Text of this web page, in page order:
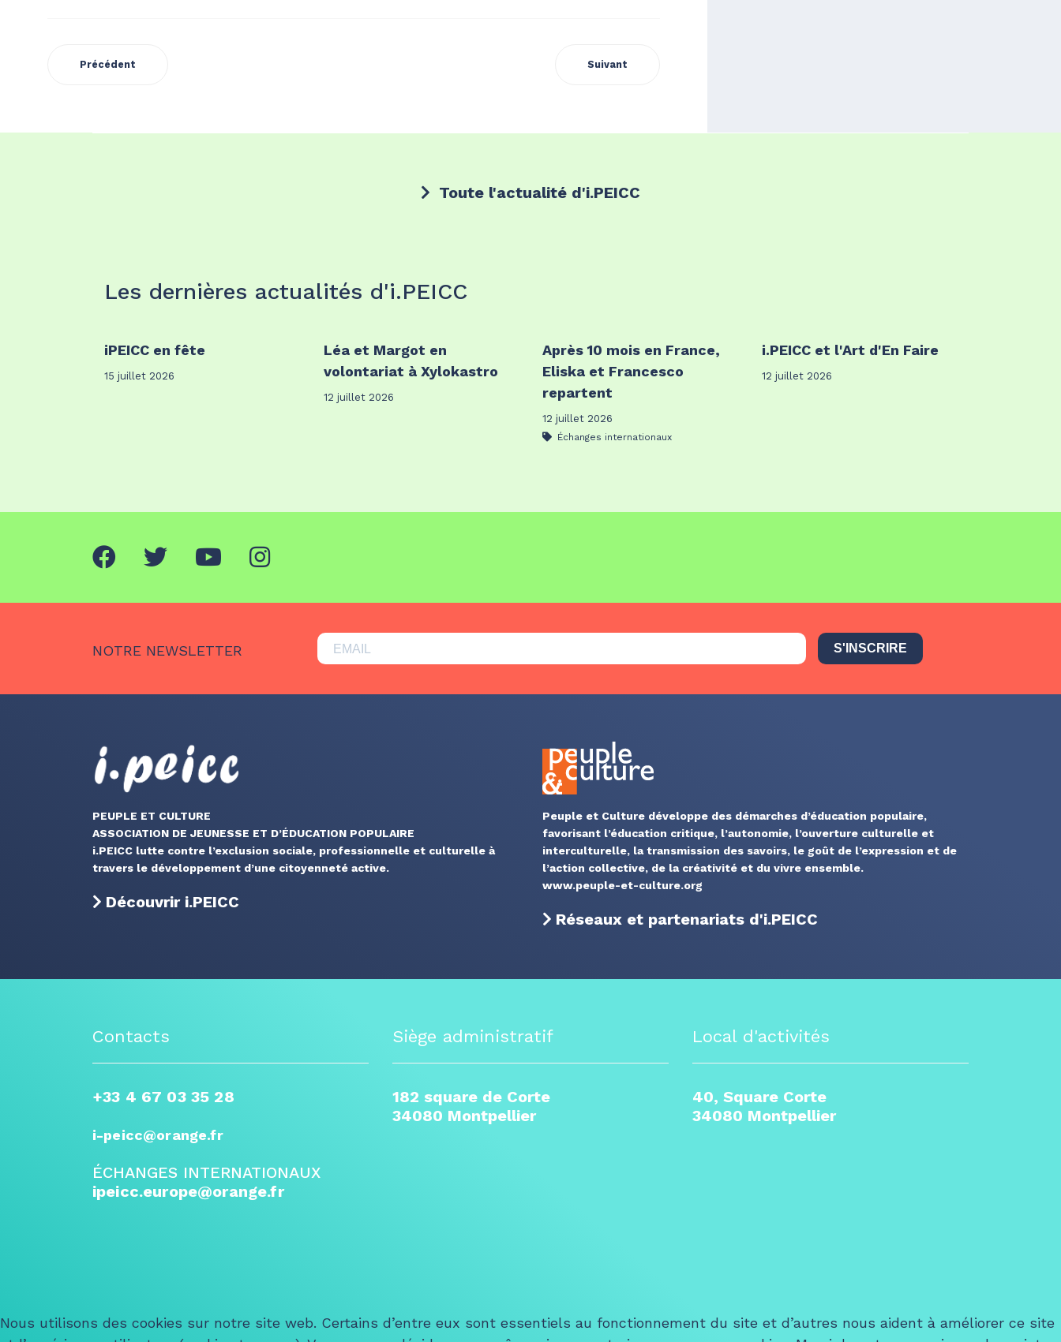
Précédent Suivant
Toute l'actualité d'i.PEICC
Les dernières actualités d'i.PEICC
iPEICC en fête
15 juillet 2026
Léa et Margot en
volontariat à Xylokastro
12 juillet 2026
Après 10 mois en France,
Eliska et Francesco
repartent
12 juillet 2026
Échanges internationaux
i.PEICC et l'Art d'En Faire
12 juillet 2026
NOTRE NEWSLETTER S'INSCRIRE
PEUPLE ET CULTURE
ASSOCIATION DE JEUNESSE ET D’ÉDUCATION POPULAIRE
i.PEICC lutte contre l’exclusion sociale, professionnelle et culturelle à
travers le développement d’une citoyenneté active.
Découvrir i.PEICC
Peuple et Culture développe des démarches d’éducation populaire,
favorisant l’éducation critique, l’autonomie, l’ouverture culturelle et
interculturelle, la transmission des savoirs, le goût de l’expression et de
l’action collective, de la créativité et du vivre ensemble.
www.peuple-et-culture.org
Réseaux et partenariats d'i.PEICC
Contacts
+33 4 67 03 35 28
i-peicc@orange.fr
ÉCHANGES INTERNATIONAUX
ipeicc.europe@orange.fr
Siège administratif
182 square de Corte
34080 Montpellier
Local d'activités
40, Square Corte
34080 Montpellier
Nous utilisons des cookies sur notre site web. Certains d’entre eux sont essentiels au fonctionnement du site et d’autres nous aident à améliorer ce site